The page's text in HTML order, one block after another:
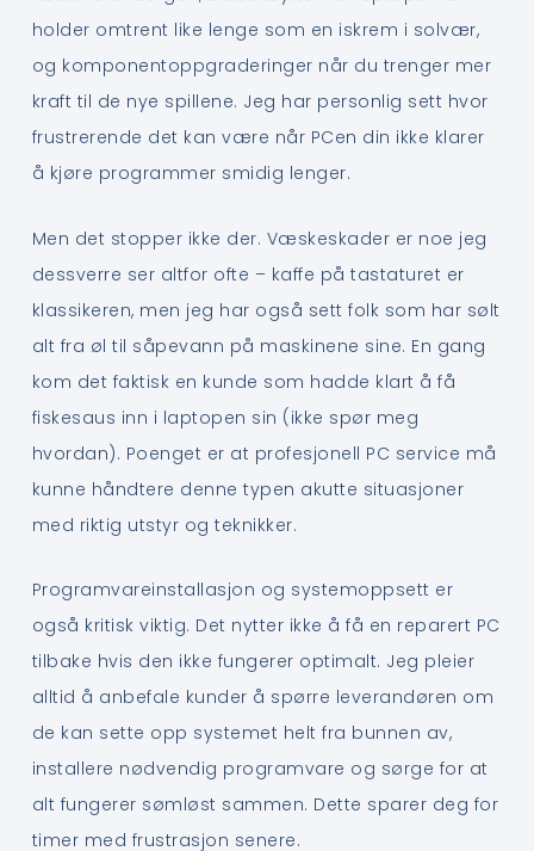
holder omtrent like lenge som en iskrem i solvær,
og komponentoppgraderinger når du trenger mer
kraft til de nye spillene. Jeg har personlig sett hvor
frustrerende det kan være når PCen din ikke klarer
å kjøre programmer smidig lenger.
Men det stopper ikke der. Væskeskader er noe jeg
dessverre ser altfor ofte – kaffe på tastaturet er
klassikeren, men jeg har også sett folk som har sølt
alt fra øl til såpevann på maskinene sine. En gang
kom det faktisk en kunde som hadde klart å få
fiskesaus inn i laptopen sin (ikke spør meg
hvordan). Poenget er at profesjonell PC service må
kunne håndtere denne typen akutte situasjoner
med riktig utstyr og teknikker.
Programvareinstallasjon og systemoppsett er
også kritisk viktig. Det nytter ikke å få en reparert PC
tilbake hvis den ikke fungerer optimalt. Jeg pleier
alltid å anbefale kunder å spørre leverandøren om
de kan sette opp systemet helt fra bunnen av,
installere nødvendig programvare og sørge for at
alt fungerer sømløst sammen. Dette sparer deg for
timer med frustrasjon senere.